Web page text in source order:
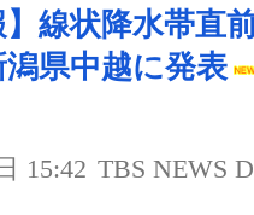
】線状降水帯直
県中越に発表
15:42 TBS NEWS